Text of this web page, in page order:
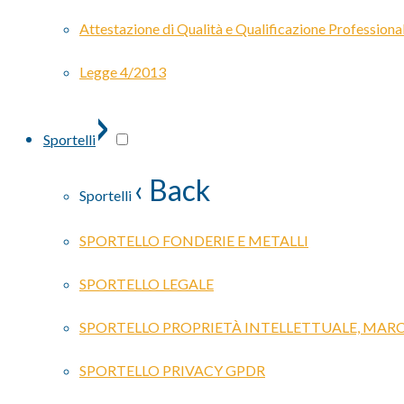
Attestazione di Qualità e Qualificazione
Legge 4/2013
Sportelli›
Sportelli ‹ Back
SPORTELLO FONDERIE E METALLI
SPORTELLO LEGALE
SPORTELLO PROPRIETÀ INTELLETTUALE,
SPORTELLO PRIVACY GPDR